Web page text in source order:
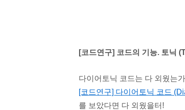
[코드연구] 코드의 기능. 토닉
다이어토닉 코드는 다 외웠는
[코드연구] 다이어토닉 코드
를 보았다면 다 외웠을터!